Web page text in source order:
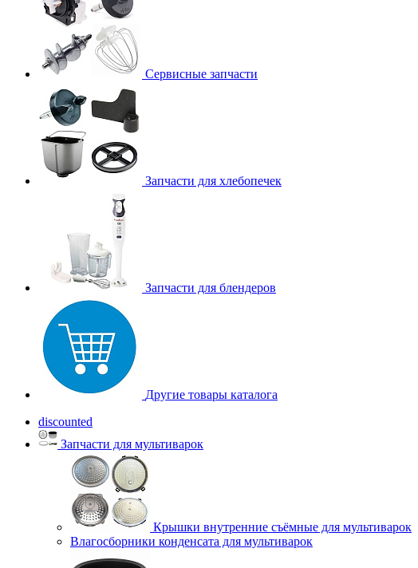
Сервисные запчасти
Запчасти для хлебопечек
Запчасти для блендеров
Другие товары каталога
discounted
Запчасти для мультиварок
Крышки внутренние съёмные для мультиварок
Влагосборники конденсата для мультиварок